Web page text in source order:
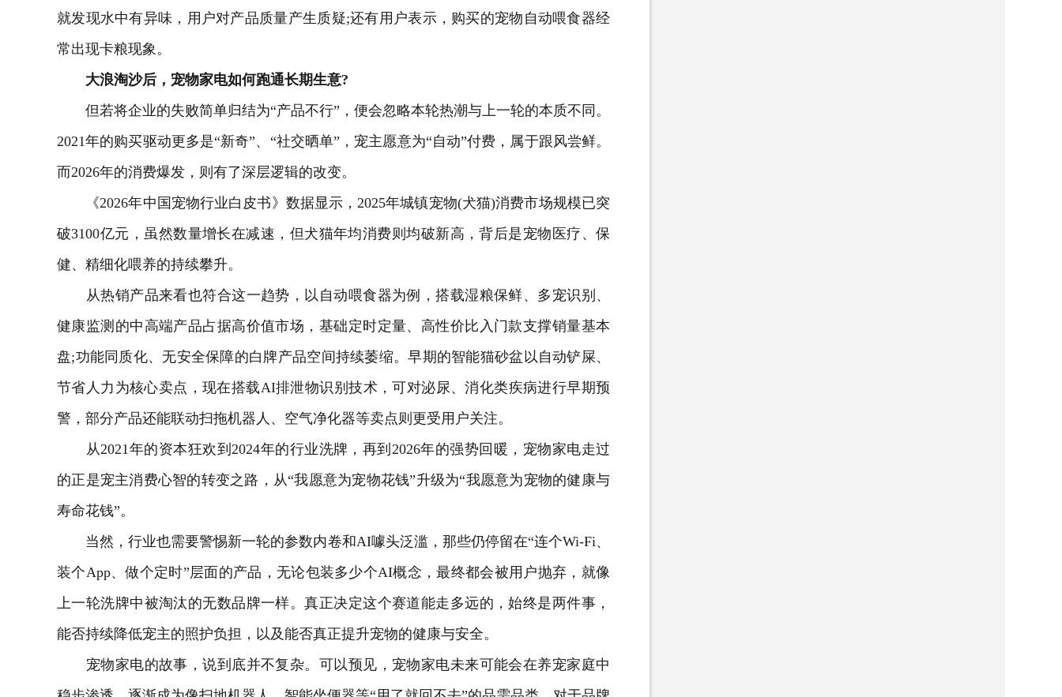
就发现水中有异味，用户对产品质量产生质疑;还有用户表示，购买的宠物自动喂食器经
常出现卡粮现象。
大浪淘沙后，宠物家电如何跑通长期生意?
但若将企业的失败简单归结为“产品不行”，便会忽略本轮热潮与上一轮的本质不同。
2021年的购买驱动更多是“新奇”、“社交晒单”，宠主愿意为“自动”付费，属于跟风尝鲜。
而2026年的消费爆发，则有了深层逻辑的改变。
《2026年中国宠物行业白皮书》数据显示，2025年城镇宠物(犬猫)消费市场规模已突
破3100亿元，虽然数量增长在减速，但犬猫年均消费则均破新高，背后是宠物医疗、保
健、精细化喂养的持续攀升。
从热销产品来看也符合这一趋势，以自动喂食器为例，搭载湿粮保鲜、多宠识别、
健康监测的中高端产品占据高价值市场，基础定时定量、高性价比入门款支撑销量基本
盘;功能同质化、无安全保障的白牌产品空间持续萎缩。早期的智能猫砂盆以自动铲屎、
节省人力为核心卖点，现在搭载AI排泄物识别技术，可对泌尿、消化类疾病进行早期预
警，部分产品还能联动扫拖机器人、空气净化器等卖点则更受用户关注。
从2021年的资本狂欢到2024年的行业洗牌，再到2026年的强势回暖，宠物家电走过
的正是宠主消费心智的转变之路，从“我愿意为宠物花钱”升级为“我愿意为宠物的健康与
寿命花钱”。
当然，行业也需要警惕新一轮的参数内卷和AI噱头泛滥，那些仍停留在“连个Wi-Fi、
装个App、做个定时”层面的产品，无论包装多少个AI概念，最终都会被用户抛弃，就像
上一轮洗牌中被淘汰的无数品牌一样。真正决定这个赛道能走多远的，始终是两件事，
能否持续降低宠主的照护负担，以及能否真正提升宠物的健康与安全。
宠物家电的故事，说到底并不复杂。可以预见，宠物家电未来可能会在养宠家庭中